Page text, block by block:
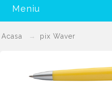
Meniu
Acasa pix Waver